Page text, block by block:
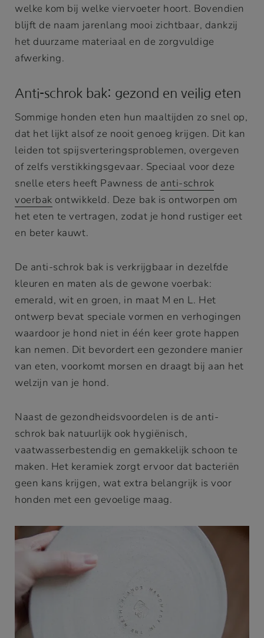
welke kom bij welke viervoeter hoort. Bovendien
blijft de naam jarenlang mooi zichtbaar, dankzij
het duurzame materiaal en de zorgvuldige
afwerking.
Anti-schrok bak: gezond en veilig eten
Sommige honden eten hun maaltijden zo snel op,
dat het lijkt alsof ze nooit genoeg krijgen. Dit kan
leiden tot spijsverteringsproblemen, overgeven
of zelfs verstikkingsgevaar. Speciaal voor deze
snelle eters heeft Pawness de anti-schrok
voerbak ontwikkeld. Deze bak is ontworpen om
het eten te vertragen, zodat je hond rustiger eet
en beter kauwt.
De anti-schrok bak is verkrijgbaar in dezelfde
kleuren en maten als de gewone voerbak:
emerald, wit en groen, in maat M en L. Het
ontwerp bevat speciale vormen en verhogingen
waardoor je hond niet in één keer grote happen
kan nemen. Dit bevordert een gezondere manier
van eten, voorkomt morsen en draagt bij aan het
welzijn van je hond.
Naast de gezondheidsvoordelen is de anti-
schrok bak natuurlijk ook hygiënisch,
vaatwasserbestendig en gemakkelijk schoon te
maken. Het keramiek zorgt ervoor dat bacteriën
geen kans krijgen, wat extra belangrijk is voor
honden met een gevoelige maag.